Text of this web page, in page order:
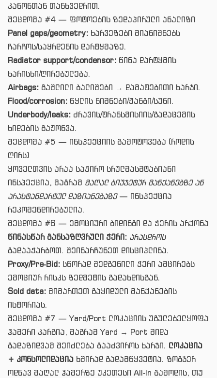
კანონთან თანხვედრით.
შეცდომა #4 — ფოტოების ზედაპირული ანალიზი
Panel gaps/geometry: ხარვეზები მიანიშნებს
ჩარჩოს/საყრდენის დარტყმაზე.
Radiator support/condensor: წინა დარტყმის
ხარისხი/ღირებულება.
Airbags: გაშლილი ბალიშები → დამატებითი ხარჯი.
Flood/corrosion: წყლის ნიშნები/ჟანგი/სუნი.
Underbody/leaks: ძრავის/ტრანსმისიის/გადაცემის
ხიდების გაჟონვა.
შეცდომა #5 — ინსპექციის გამოტოვება (როდის
ღირს)
ყოველთვის არაა საჭირო სრულმასშტაბიანი
ინსპექცია, მაგრამ მაღალ ბიუჯეტურ მანქანებზე ან
არასტანდარტულ დაზიანებაზე— ინსპექცია
რეკომენდირებულია.
შეცდომა #6 — ემოციური ბიდინგი და ჭერის არქონა
წინასწარ განსაზღვრული ჭერი: არასდროს
გადააჭარბოთ. შეინარჩუნეთ დისციპლინა.
Proxy/Pre‑Bid: სწორად შედგენილი ჭერი ამცირებს
ემოციურ რისკს ზედმეტის გადახდისგან.
Sold data: მიმართეთ გაყიდული მანქანების
ისტორიას.
შეცდომა #7 — Yard/Port ლოკაციის უგულებელყოფა
ჰამერი კარგია, მაგრამ Yard → Port შიდა
გადაზიდვამ შეიძლება გააძვიროს ხარჯი. ლოკაცია
+ კონსოლიდაცია ხშირად გადამწყვეტია. ზოგჯერ
ოდნავ მაღალ ჰამერზე უკეთესი All‑In გამოდის, თუ